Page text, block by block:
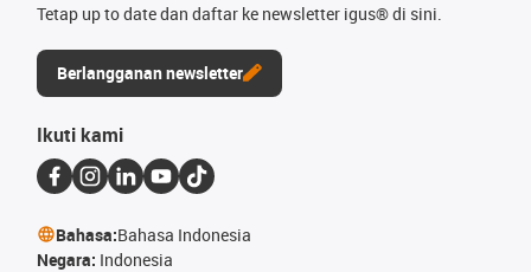
Tetap up to date dan daftar ke newsletter igus® di sini.
Berlangganan newsletter
Ikuti kami
Bahasa:Bahasa Indonesia
Negara: Indonesia